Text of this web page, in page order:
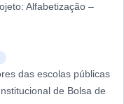
Alfabetização –
das escolas públicas
de Bolsa de